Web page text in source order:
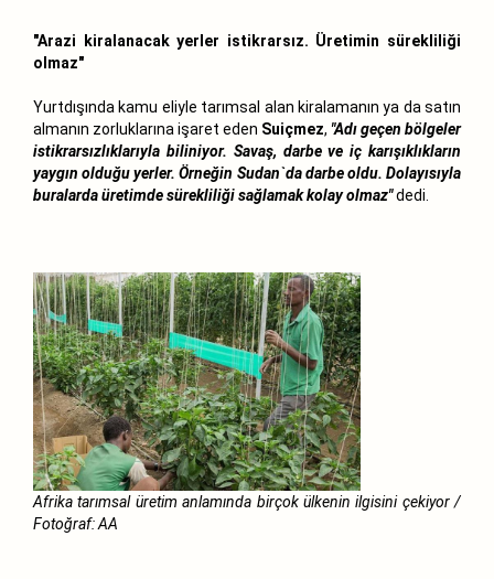
"Arazi kiralanacak yerler istikrarsız. Üretimin sürekliliği
olmaz"
Yurtdışında kamu eliyle tarımsal alan kiralamanın ya da satın
almanın zorluklarına işaret eden Suiçmez, "Adı geçen bölgeler
istikrarsızlıklarıyla biliniyor. Savaş, darbe ve iç karışıklıkların
yaygın olduğu yerler. Örneğin Sudan`da darbe oldu. Dolayısıyla
buralarda üretimde sürekliliği sağlamak kolay olmaz"dedi.
Afrika tarımsal üretim anlamında birçok ülkenin ilgisini çekiyor /
Fotoğraf: AA